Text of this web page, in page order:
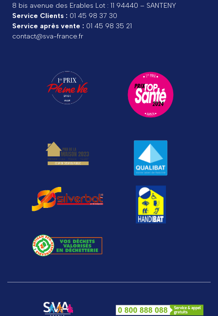
8 bis avenue des Erables Lot : 11 94440 – SANTENY
Service Clients : 01 45 98 37 30
Service après vente : 01 45 98 35 21
contact@sva-france.fr